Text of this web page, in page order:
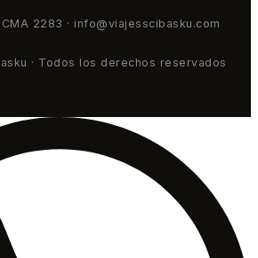
2283 · info@viajesscibasku.com
· Todos los derechos reservados